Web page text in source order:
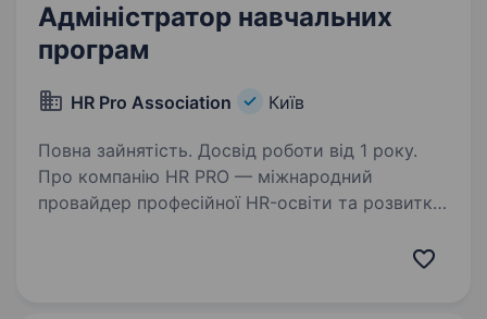
Адміністратор навчальних
програм
HR Pro Association Київ
Повна зайнятість. Досвід роботи від 1 року.
Про компанію HR PRO — міжнародний
провайдер професійної HR-освіти та розвитку
з найсильніших HR-продуктів і професійних